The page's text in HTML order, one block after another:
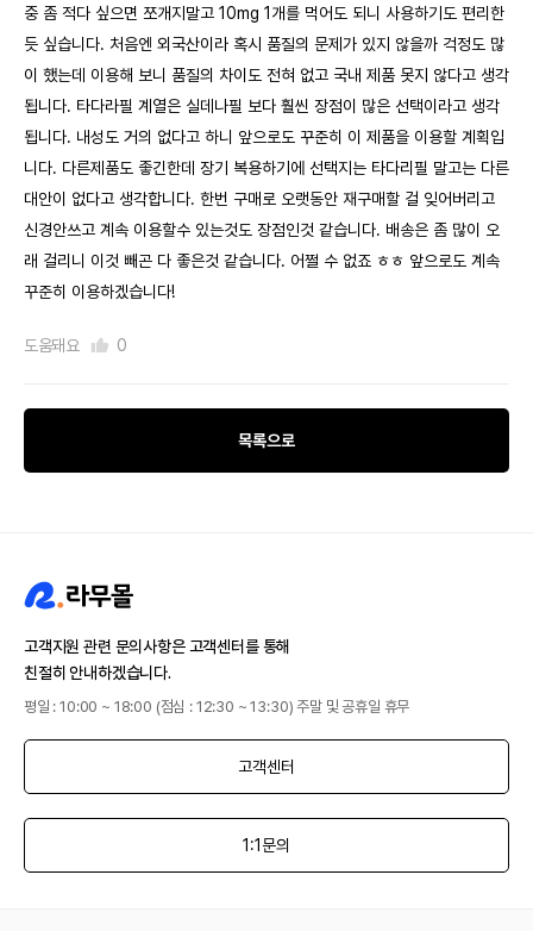
중 좀 적다 싶으면 쪼개지말고 10mg 1개를 먹어도 되니 사용하기도 편리한
듯 싶습니다. 처음엔 외국산이라 혹시 품질의 문제가 있지 않을까 걱정도 많
이 했는데 이용해 보니 품질의 차이도 전혀 없고 국내 제품 못지 않다고 생각
됩니다. 타다라필 계열은 실데나필 보다 훨씬 장점이 많은 선택이라고 생각
됩니다. 내성도 거의 없다고 하니 앞으로도 꾸준히 이 제품을 이용할 계획입
니다. 다른제품도 좋긴한데 장기 복용하기에 선택지는 타다리필 말고는 다른
대안이 없다고 생각합니다. 한번 구매로 오랫동안 재구매할 걸 잊어버리고
신경안쓰고 계속 이용할수 있는것도 장점인것 같습니다. 배송은 좀 많이 오
래 걸리니 이것 빼곤 다 좋은것 같습니다. 어쩔 수 없죠 ㅎㅎ 앞으로도 계속
꾸준히 이용하겠습니다!
도움돼요 0
목록으로
고객지원 관련 문의사항은 고객센터를 통해
친절히 안내하겠습니다.
평일 : 10:00 ~ 18:00 (점심 : 12:30 ~ 13:30) 주말 및 공휴일 휴무
고객센터
1:1문의